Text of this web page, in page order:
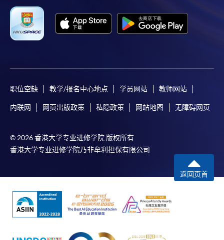
支票或缴费灵（只限网上付款）方式缴交之款项，将
以支票退款；以信用卡缴交之款项，退款将直接退还
到支付款项时使用的信用卡户口。
其他课程，惟学院对特殊情况，可酌情处理。转读申
请一经批准，学员须缴付港币120元手续费。
若学员有意申请付款证明书，请把填妥之申请表、贴
上足够邮资的回邮信封、连同划线支票交回本学院。
每张收据申请费用为港币30 元。支票抬头注明「香
职位空缺 教学/报名中心地点 学员网站 教师网站
内联网 网页出版政策 私隐政策 网站地图 无障碍网页
© 2026 香港大学专业进修学院 版权所有
香港大学专业进修学院乃非牟利担保有限公司
返回页首